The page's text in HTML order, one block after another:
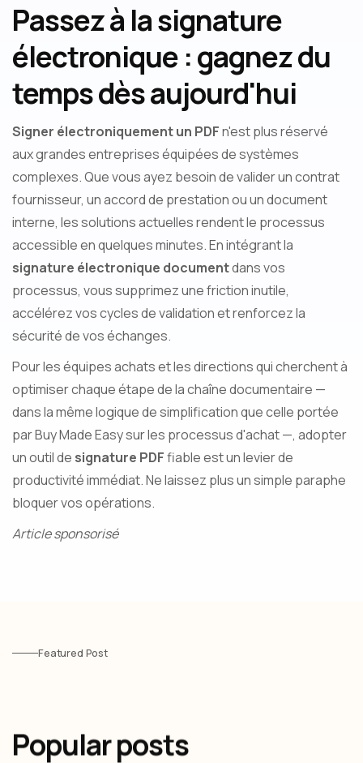
Passez à la signature
électronique : gagnez du
temps dès aujourd'hui
Signer électroniquement un PDFn'est plus réservé
aux grandes entreprises équipées de systèmes
complexes. Que vous ayez besoin de valider un contrat
fournisseur, un accord de prestation ou un document
interne, les solutions actuelles rendent le processus
accessible en quelques minutes. En intégrant la
signature électronique documentdans vos
processus, vous supprimez une friction inutile,
accélérez vos cycles de validation et renforcez la
sécurité de vos échanges.
Pour les équipes achats et les directions qui cherchent à
optimiser chaque étape de la chaîne documentaire —
dans la même logique de simplification que celle portée
par Buy Made Easy sur les processus d'achat —, adopter
un outil de signature PDFfiable est un levier de
productivité immédiat. Ne laissez plus un simple paraphe
bloquer vos opérations.
Article sponsorisé
Featured Post
Popular posts